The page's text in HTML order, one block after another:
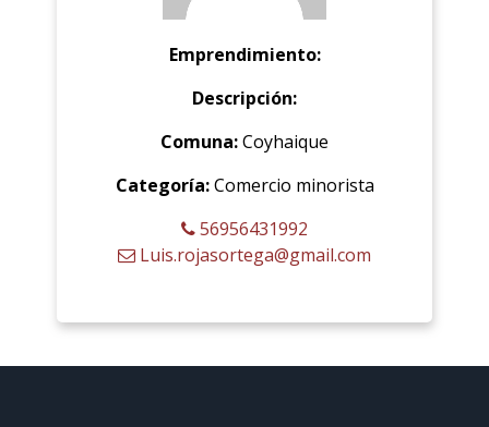
Emprendimiento:
Descripción:
Comuna:Coyhaique
Categoría:Comercio minorista
56956431992
Luis.rojasortega@gmail.com